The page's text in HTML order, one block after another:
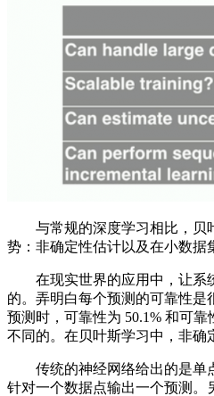
与常规的深度学习相比，贝
势：非确定性估计以及在小数据
在现实世界的应用中，让系
的。弄明白每个预测的可靠性
预测时，可靠性为 50.1% 和可靠
不同的。在贝叶斯学习中，非确
传统的神经网络给出的是单
针对一个数据点输出一个预测。